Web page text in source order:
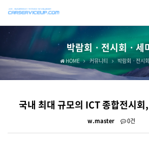
박람회ㆍ전시회ㆍ세
HOME 커뮤니티 박람회ㆍ전시
국내 최대 규모의 ICT 종합전시
w.master 0건